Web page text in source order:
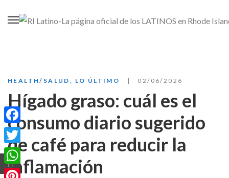
HEALTH/SALUD LO ÚLTIMO 02/06/2026
Hígado graso: cuál es el
consumo diario sugerido
de café para reducir la
inflamación
Facebook
Twitter
WhatsApp